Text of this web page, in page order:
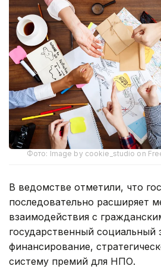
Фото: Image by cookie_studio on
В ведомстве отметили, что
последовательно расширяет
взаимодействия с
государственный социальный
финансирование,
систему премий для НПО.